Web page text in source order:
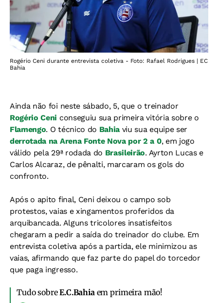
Rogério Ceni durante entrevista coletiva - Foto: Rafael Rodrigues | EC
Bahia
Ainda não foi neste sábado, 5, que o treinador
Rogério Ceni conseguiu sua primeira vitória sobre o
Flamengo. O técnico do Bahia viu sua equipe ser
derrotada na Arena Fonte Nova por 2 a 0, em jogo
válido pela 29ª rodada do Brasileirão. Ayrton Lucas e
Carlos Alcaraz, de pênalti, marcaram os gols do
confronto.
Após o apito final, Ceni deixou o campo sob
protestos, vaias e xingamentos proferidos da
arquibancada. Alguns tricolores insatisfeitos
chegaram a pedir a saída do treinador do clube. Em
entrevista coletiva após a partida, ele minimizou as
vaias, afirmando que faz parte do papel do torcedor
que paga ingresso.
Tudo sobreE.C.Bahiaem primeira mão!